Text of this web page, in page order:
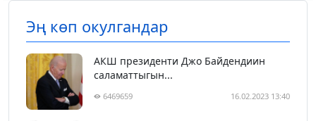
Эң көп окулгандар
АКШ президенти Джо Байдендиин
саламаттыгын...
6469659 16.02.2023 13:40